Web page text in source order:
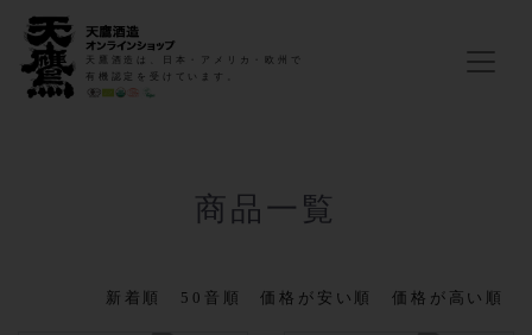
天鷹酒造は、日本・アメリカ・欧州で
有機認定を受けています。
商品一覧
新着順 50音順 価格が安い順 価格が高い順